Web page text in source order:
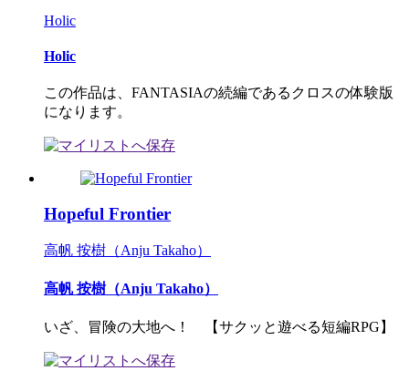
Holic
Holic
この作品は、FANTASIAの続編であるクロスの体験版
になります。
Hopeful Frontier
高帆 按樹（Anju Takaho）
高帆 按樹（Anju Takaho）
いざ、冒険の大地へ！ 【サクッと遊べる短編RPG】